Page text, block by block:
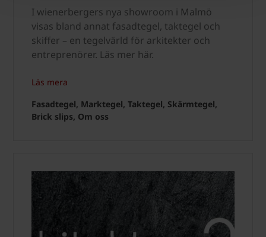
I wienerbergers nya showroom i Malmö
visas bland annat fasadtegel, taktegel och
skiffer – en tegelvärld för arkitekter och
entreprenörer. Läs mer här.
Läs mera
Fasadtegel, Marktegel, Taktegel, Skärmtegel,
Brick slips, Om oss